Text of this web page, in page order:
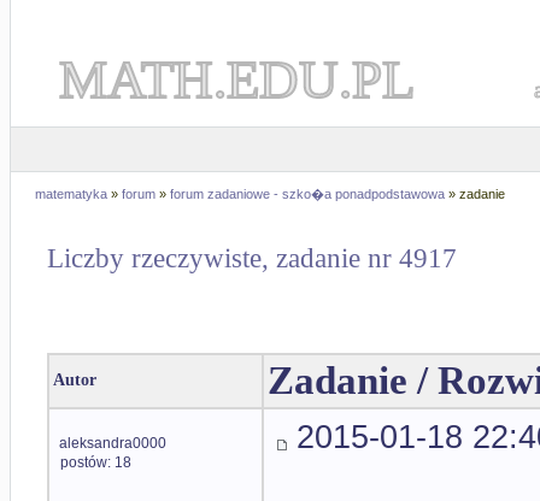
MATH.EDU.PL
matematyka » forum » forum zadaniowe - szko�a ponadpodstawowa » zadanie
Liczby rzeczywiste, zadanie nr 4917
Autor Zadanie /
aleksandra0000
postów: 18
2015-01-18